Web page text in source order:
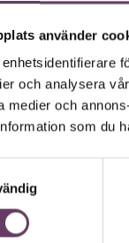
använder
och analysera
medier och
som du
med tredje part.